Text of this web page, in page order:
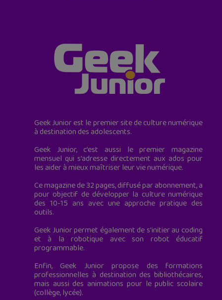
Geek Junior est le premier site de culture numérique
à destination des adolescents.
Geek Junior, c’est aussi le premier magazine
mensuel qui s’adresse directement aux ados pour
les aider à mieux maîtriser leur vie numérique.
Ce magazine de 32 pages, diffusé par abonnement, a
pour objectif de développer la culture numérique
des 10-15 ans avec une approche pratique des
outils.
Geek Junior permet également de s'initier au coding
et à la robotique avec son robot éducatif
programmable.
Enfin, Geek Junior propose des formations
professionnelles à destination des bibliothécaires,
mais aussi des animations pour le public scolaire
(collège, lycée).